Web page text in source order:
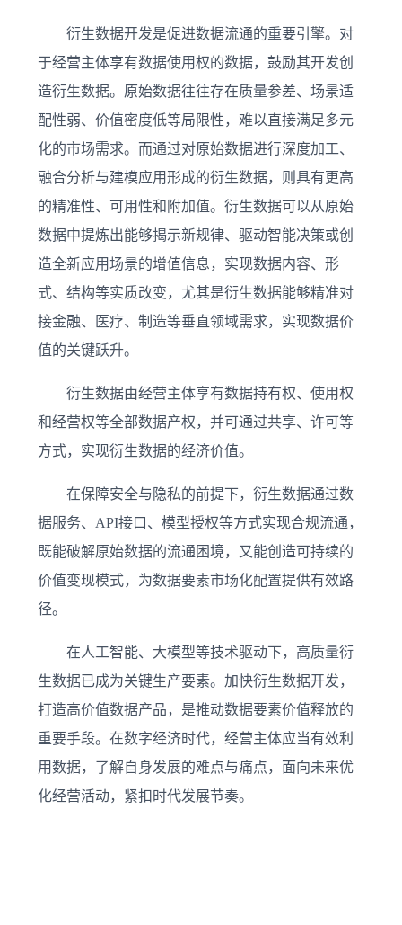
衍生数据开发是促进数据流通的重要引擎。对
于经营主体享有数据使用权的数据，鼓励其开发创
造衍生数据。原始数据往往存在质量参差、场景适
配性弱、价值密度低等局限性，难以直接满足多元
化的市场需求。而通过对原始数据进行深度加工、
融合分析与建模应用形成的衍生数据，则具有更高
的精准性、可用性和附加值。衍生数据可以从原始
数据中提炼出能够揭示新规律、驱动智能决策或创
造全新应用场景的增值信息，实现数据内容、形
式、结构等实质改变，尤其是衍生数据能够精准对
接金融、医疗、制造等垂直领域需求，实现数据价
值的关键跃升。
衍生数据由经营主体享有数据持有权、使用权
和经营权等全部数据产权，并可通过共享、许可等
方式，实现衍生数据的经济价值。
在保障安全与隐私的前提下，衍生数据通过数
据服务、API接口、模型授权等方式实现合规流通，
既能破解原始数据的流通困境，又能创造可持续的
价值变现模式，为数据要素市场化配置提供有效路
径。
在人工智能、大模型等技术驱动下，高质量衍
生数据已成为关键生产要素。加快衍生数据开发，
打造高价值数据产品，是推动数据要素价值释放的
重要手段。在数字经济时代，经营主体应当有效利
用数据，了解自身发展的难点与痛点，面向未来优
化经营活动，紧扣时代发展节奏。